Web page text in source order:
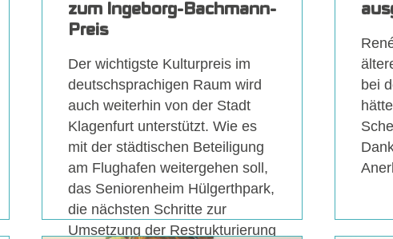
zum Ingeborg-Bachmann-
Preis
Der wichtigste Kulturpreis im
deutschsprachigen Raum wird
auch weiterhin von der Stadt
Klagenfurt unterstützt. Wie es
mit der städtischen Beteiligung
am Flughafen weitergehen soll,
das Seniorenheim Hülgerthpark,
die nächsten Schritte zur
Umsetzung der Restrukturierung
bei